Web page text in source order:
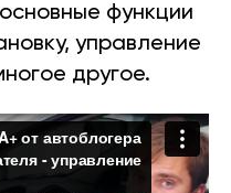
функции
управление
другое.